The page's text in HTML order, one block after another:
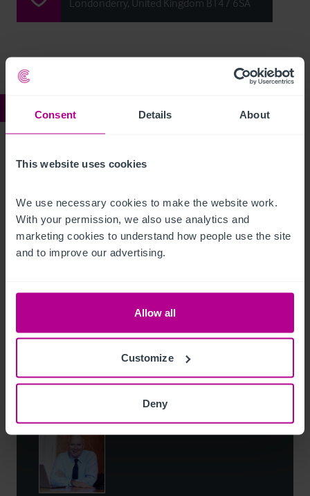
Consent Details About
This website uses cookies
We use necessary cookies to make the website work.
With your permission, we also use analytics and
marketing cookies to understand how people use the site
and to improve our advertising.
Allow all
Customize
Deny
Londonderry, United Kingdom BT47 6SA
Ref:4256424
Click Here For Access to the Data Room
Kontaktieren Sie uns